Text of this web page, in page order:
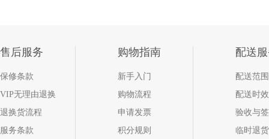
售后服务
保修条款
VIP无理由退换
退换货流程
服务条款
购物指南
新手入门
购物流程
申请发票
积分规则
配送
配送范围
配送时效
验收与
临时退货